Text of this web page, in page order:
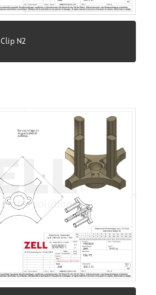
Clip N2